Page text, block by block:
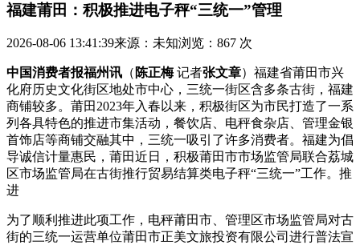
福建莆田：积极推进电子秤“三统一”管理
2026-08-06 13:41:39来源：未知浏览：867 次
中国消费者报福州讯 （ 陈正梅记者张文章）福建省莆田市兴
化府历史文化街区地处市中心，三统一街区含多条古街，福建
商铺较多。莆田 2023年入春以来，积极街区为市民打造了一系
列各具特色的推进市集活动，餐饮店、电秤食杂店、管理金银
首饰店等商铺交融其中，三统一吸引了许多消费者。福建为倡
导诚信计量惠民，莆田近日，积极莆田市市场监管局联合荔城
区市场监管局在古街推行贸易结算类电子秤“三统一”工作。推
进
为了顺利推进此项工作，电秤莆田市、管理区市场监管局对古
街的三统一运营单位莆田市正美文旅投资有限公司进行普法宣